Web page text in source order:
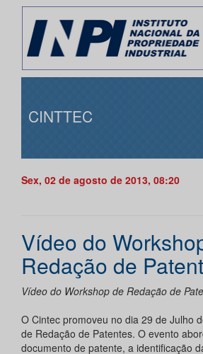
CINTTEC
Sex, 02 de agosto de 2013, 08:20
Vídeo do
Redação de
Vídeo do Workshop de Redação de
O Cintec promoveu no dia 29 de Julho
de Redação de Patentes. O evento
documento de patente, a identificação